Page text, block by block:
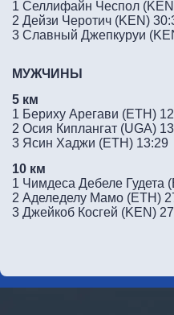
1 Селлифайн Чеспол
2 Дейзи Черотич (KEN)
3 Славный Джепкуруи
МУЖЧИНЫ
5 км
1 Бериху Арегави (ETH)
2 Осия Киплангат (UGA)
3 Ясин Хаджи (ETH) 13:29
10 км
1 Чимдеса Дебеле Гудета
2 Аделеделу Мамо (ETH)
3 Джейкоб Косгей (KEN)